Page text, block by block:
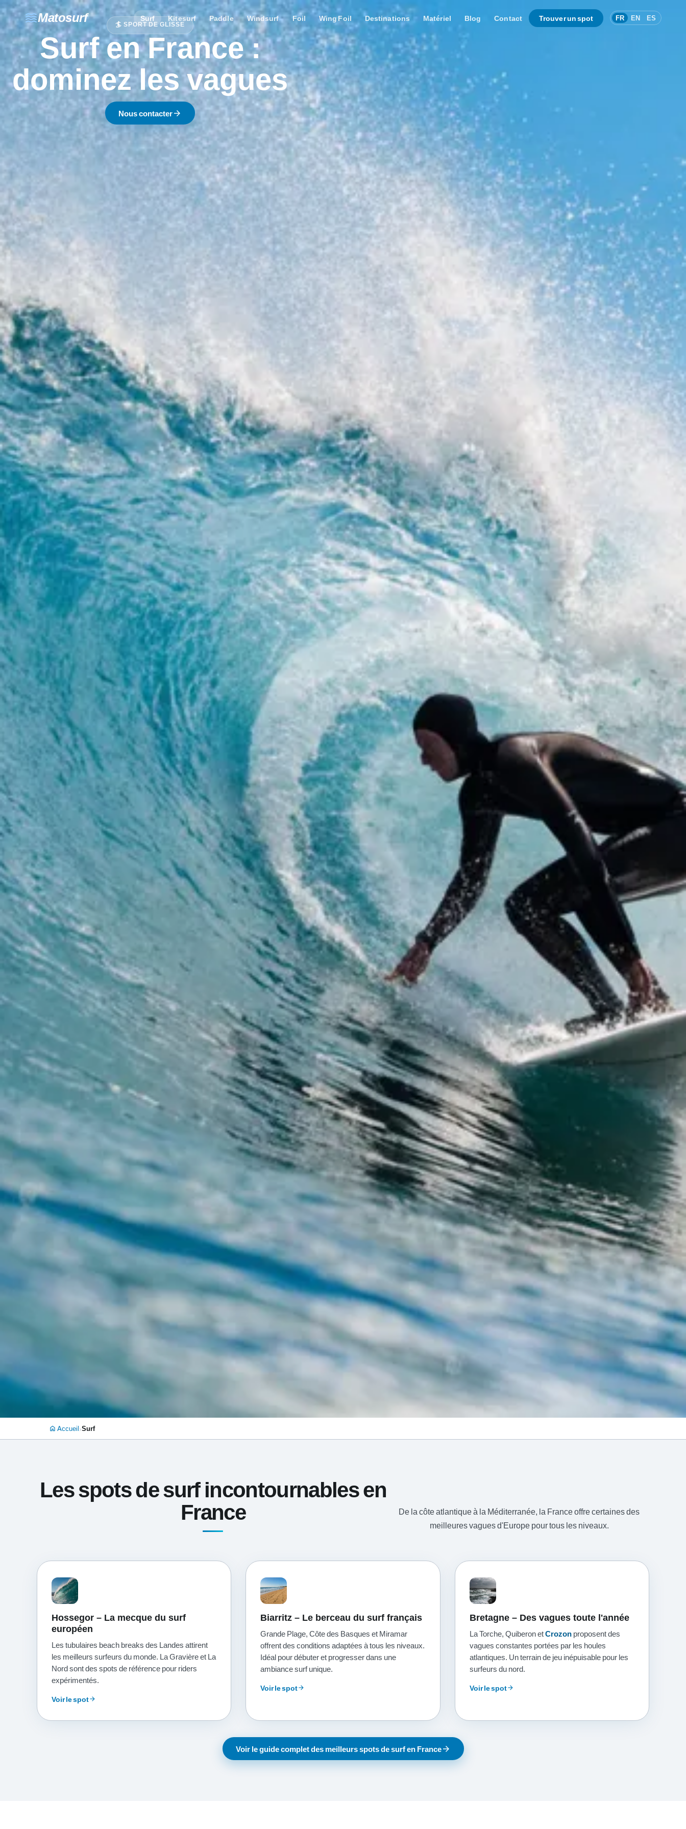
wavesMatosurf Surf Kitesurf Paddle Windsurf Foil Wing Foil Destinations Matériel Blog Contact Trouver un spot FR EN ES
🏄 SPORT DE GLISSE
Surf en France :
dominez les vagues
Nous contacterarrow_forward
home Accueil›Surf
Les spots de surf incontournables en
France
De la côte atlantique à la Méditerranée, la France offre certaines des
meilleures vagues d'Europe pour tous les niveaux.
Hossegor – La mecque du surf
européen
Les tubulaires beach breaks des Landes attirent
les meilleurs surfeurs du monde. La Gravière et La
Nord sont des spots de référence pour riders
expérimentés.
Voir le spotarrow_forward
Biarritz – Le berceau du surf français
Grande Plage, Côte des Basques et Miramar
offrent des conditions adaptées à tous les niveaux.
Idéal pour débuter et progresser dans une
ambiance surf unique.
Voir le spotarrow_forward
Bretagne – Des vagues toute l'année
La Torche, Quiberon etCrozonproposent des
vagues constantes portées par les houles
atlantiques. Un terrain de jeu inépuisable pour les
surfeurs du nord.
Voir le spotarrow_forward
Voir le guide complet des meilleurs spots de surf en Francearrow_forward